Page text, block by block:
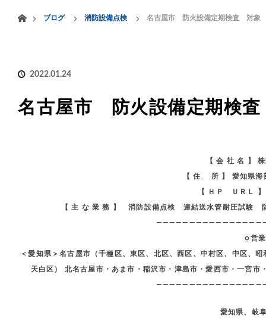
HOME 業務案内
ブログ
消防設備点検 名古屋市 防火設備定期検査 対象
2022.01.24
名古屋市 防火設備定期検
【 会 社 名 】
【 住 所 】 愛知県海
【 ＨＰ ＵＲＬ
【 主 な 業 務 】 消防設備点検 連結送水管耐圧試験
○営
＜愛知県＞名古屋市（千種区、東区、北区、西区、中村区、中区、
天白区） 北名古屋市・あま市・稲沢市・津島市・愛西市・一宮
愛知県、岐